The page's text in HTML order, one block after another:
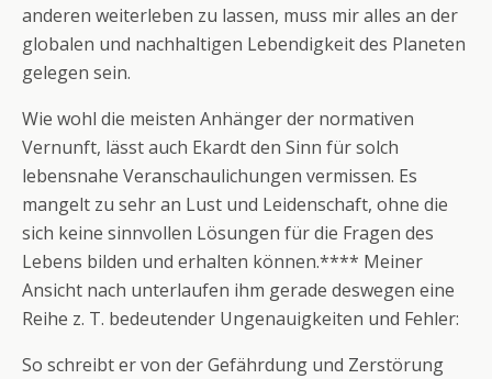
anderen weiterleben zu lassen, muss mir alles an der
globalen und nachhaltigen Lebendigkeit des Planeten
gelegen sein.
Wie wohl die meisten Anhänger der normativen
Vernunft, lässt auch Ekardt den Sinn für solch
lebensnahe Veranschaulichungen vermissen. Es
mangelt zu sehr an Lust und Leidenschaft, ohne die
sich keine sinnvollen Lösungen für die Fragen des
Lebens bilden und erhalten können.**** Meiner
Ansicht nach unterlaufen ihm gerade deswegen eine
Reihe z. T. bedeutender Ungenauigkeiten und Fehler:
So schreibt er von der Gefährdung und Zerstörung